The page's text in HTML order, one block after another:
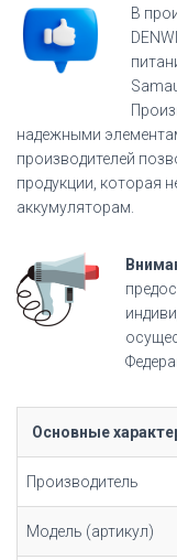
В
надежными
производителей
продукции, которая
аккумуляторам.
Основные
Производитель
Модель (артикул)